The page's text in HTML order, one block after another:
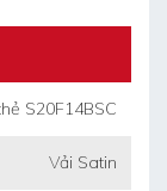
S20F14BSC
Vải Satin